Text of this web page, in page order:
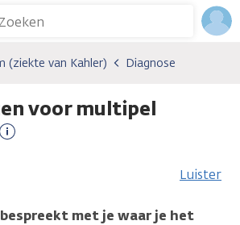
Zoeken
(ziekte van Kahler)
(ziekte van Kahler) Diagnose
voor multipel
Luister
met je waar je het